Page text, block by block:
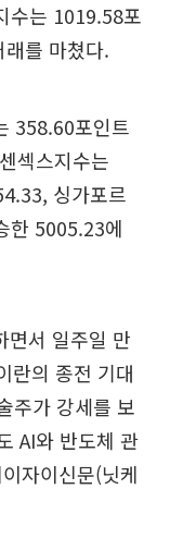
수는 1019.58포
를 마쳤다.
358.60포인트
섹스지수는
싱가포르
한 5005.23에
면서 일주일 만
란의 종전 기대
주가 강세를 보
AI와 반도체 관
자이신문(닛케